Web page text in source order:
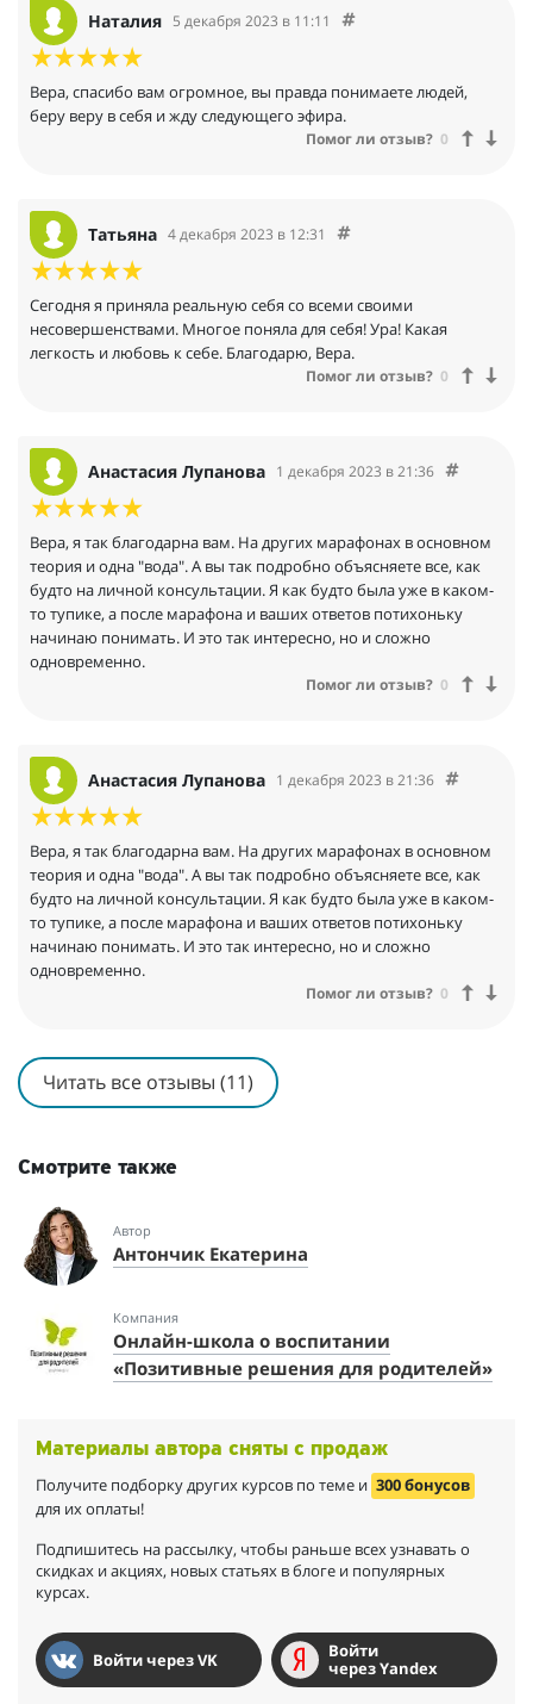
Наталия 5 декабря 2023 в 11:11
Вера, спасибо вам огромное, вы правда понимаете людей,
беру веру в себя и жду следующего эфира.
Помог ли отзыв? 0
Татьяна 4 декабря 2023 в 12:31
Сегодня я приняла реальную себя со всеми своими
несовершенствами. Многое поняла для себя! Ура! Какая
легкость и любовь к себе. Благодарю, Вера.
Помог ли отзыв? 0
Анастасия Лупанова 1 декабря 2023 в 21:36
Вера, я так благодарна вам. На других марафонах в основном
теория и одна "вода". А вы так подробно объясняете все, как
будто на личной консультации. Я как будто была уже в каком-
то тупике, а после марафона и ваших ответов потихоньку
начинаю понимать. И это так интересно, но и сложно
одновременно.
Помог ли отзыв? 0
Анастасия Лупанова 1 декабря 2023 в 21:36
Вера, я так благодарна вам. На других марафонах в основном
теория и одна "вода". А вы так подробно объясняете все, как
будто на личной консультации. Я как будто была уже в каком-
то тупике, а после марафона и ваших ответов потихоньку
начинаю понимать. И это так интересно, но и сложно
одновременно.
Помог ли отзыв? 0
Читать все отзывы (11)
Смотрите также
Автор
Антончик Екатерина
Компания
Онлайн-школа о воспитании
«Позитивные решения для родителей»
Материалы автора сняты с продаж
Получите подборку других курсов по теме и 300 бонусов
для их оплаты!
Подпишитесь на рассылку, чтобы раньше всех узнавать о
скидках и акциях, новых статьях в блоге и популярных
курсах.
Войти через VK
Войти
через Yandex